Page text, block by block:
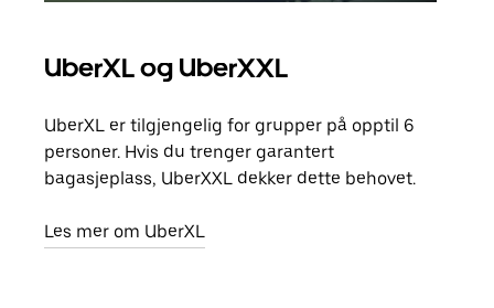
UberXL og UberXXL
UberXL er tilgjengelig for grupper på opptil 6
personer. Hvis du trenger garantert
bagasjeplass, UberXXL dekker dette behovet.
Les mer om UberXL